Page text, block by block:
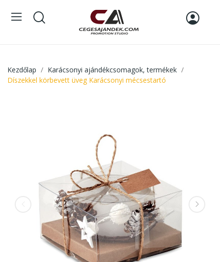
Kezdőlap
Karácsonyi ajándékcsomagok, termékek
Díszekkel körbevett üveg Karácsonyi mécsestartó